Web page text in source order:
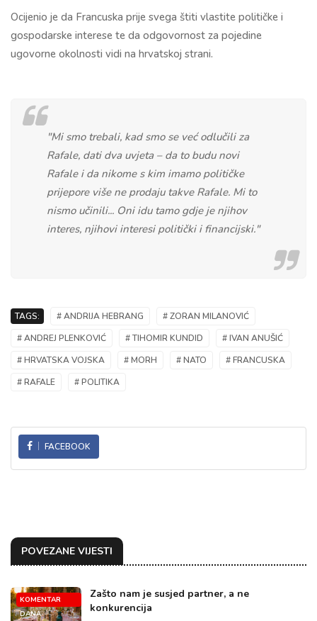
Ocijenio je da Francuska prije svega štiti vlastite političke i
gospodarske interese te da odgovornost za pojedine
ugovorne okolnosti vidi na hrvatskoj strani.
"Mi smo trebali, kad smo se već odlučili za
Rafale, dati dva uvjeta – da to budu novi
Rafale i da nikome s kim imamo političke
prijepore više ne prodaju takve Rafale. Mi to
nismo učinili... Oni idu tamo gdje je njihov
interes, njihovi interesi politički i financijski."
TAGS: # ANDRIJA HEBRANG
# ZORAN MILANOVIĆ
# ANDREJ PLENKOVIĆ
# TIHOMIR KUNDID
# IVAN ANUŠIĆ
# HRVATSKA VOJSKA
# MORH # NATO
# FRANCUSKA
# RAFALE
# POLITIKA
FACEBOOK
POVEZANE VIJESTI
KOMENTAR
DANA
Zašto nam je susjed partner, a ne
konkurencija